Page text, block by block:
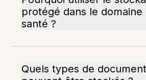
protégé dans le domaine
santé ?
Quels types de